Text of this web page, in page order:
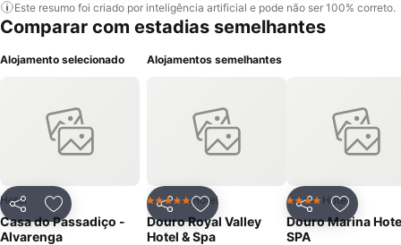
Este resumo foi criado por inteligência artificial e pode não ser 100% correto.
Comparar com estadias semelhantes
Alojamento selecionado
PartilharAdicionar aos favoritos
Hotel
Casa do Passadiço -
Alvarenga
Alojamentos semelhantes
PartilharAdicionar aos favoritos
5 EstrelasHotel
Douro Royal Valley
Hotel & Spa
Partilhar
4 EstrelasHotel
Douro Marina
SPA